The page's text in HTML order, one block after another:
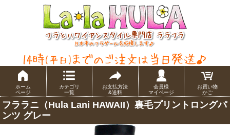
ホーム
ページ
カテゴリ
一覧
お支払方法
&送料
会員様
マイページ
お買い物
かご
フララニ（Hula Lani HAWAII）裏毛プリントロングパ
ンツ グレー